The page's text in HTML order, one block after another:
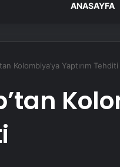
ANASAYFA
Kolombiya’ya Yaptırım Tehditi